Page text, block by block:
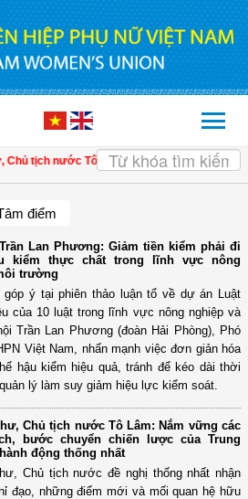
Tô Lâm: Nắm vững các quyết sách,
điểm
Lan Phương: Giảm tiền kiểm phải đi
kiểm thực chất trong lĩnh vực nông
trường
góp ý tại phiên thảo luận tổ về dự án Luật
của 10 luật trong lĩnh vực nông nghiệp và
Trần Lan Phương (đoàn Hải Phòng), Phó
Việt Nam, nhấn mạnh việc đơn giản hóa
hậu kiểm hiệu quả, tránh để kéo dài thời
lý làm suy giảm hiệu lực kiểm soát.
Chủ tịch nước Tô Lâm: Nắm vững các
bước chuyển chiến lược của Trung
động thống nhất
Chủ tịch nước đề nghị thống nhất nhận
đạo, những điểm mới và mối quan hệ hữu